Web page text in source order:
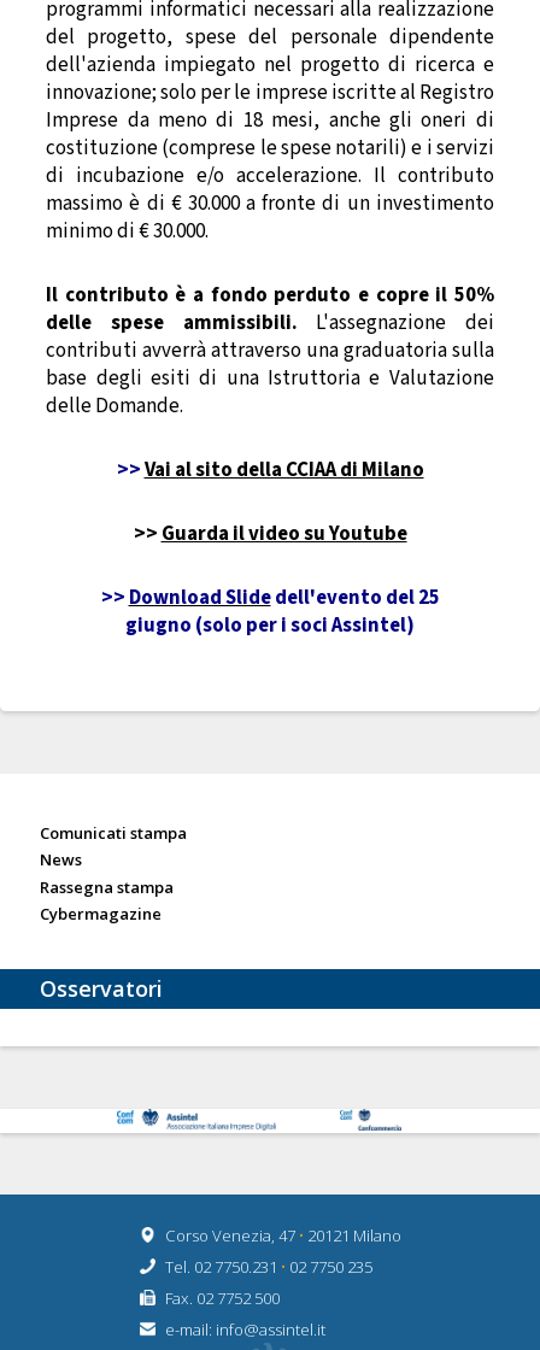
programmi informatici necessari alla realizzazione
del progetto, spese del personale dipendente
dell'azienda impiegato nel progetto di ricerca e
innovazione; solo per le imprese iscritte al Registro
Imprese da meno di 18 mesi, anche gli oneri di
costituzione (comprese le spese notarili) e i servizi
di incubazione e/o accelerazione. Il contributo
massimo è di € 30.000 a fronte di un investimento
minimo di € 30.000.
Il contributo è a fondo perduto e copre il 50%
delle spese ammissibili. L'assegnazione dei
contributi avverrà attraverso una graduatoria sulla
base degli esiti di una Istruttoria e Valutazione
delle Domande.
>>Vai al sito della CCIAA di Milano
>> Guarda il video su Youtube
>> Download Slidedell'evento del 25
giugno (solo per i soci Assintel)
Comunicati stampa
News
Rassegna stampa
Cybermagazine
Osservatori
Corso Venezia, 47 • 20121 Milano
Tel. 02 7750.231 • 02 7750 235
Fax. 02 7752 500
e-mail: info@assintel.it